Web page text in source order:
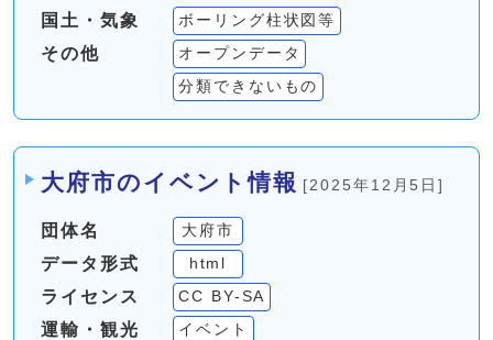
国土・気象 ボーリング柱状図等
その他
オープンデータ
分類できないもの
大府市のイベント情報 [2025年12月5日]
団体名 大府市
データ形式 html
ライセンス CC BY-SA
運輸・観光 イベント